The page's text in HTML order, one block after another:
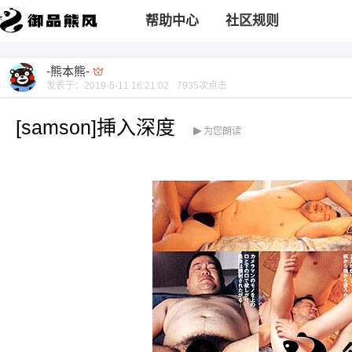
帮助中心 社区规则
-熊本熊-
发表于： 2019-5-11 16:21:02 7935次点击
[samson]挿入深度 为您朗读